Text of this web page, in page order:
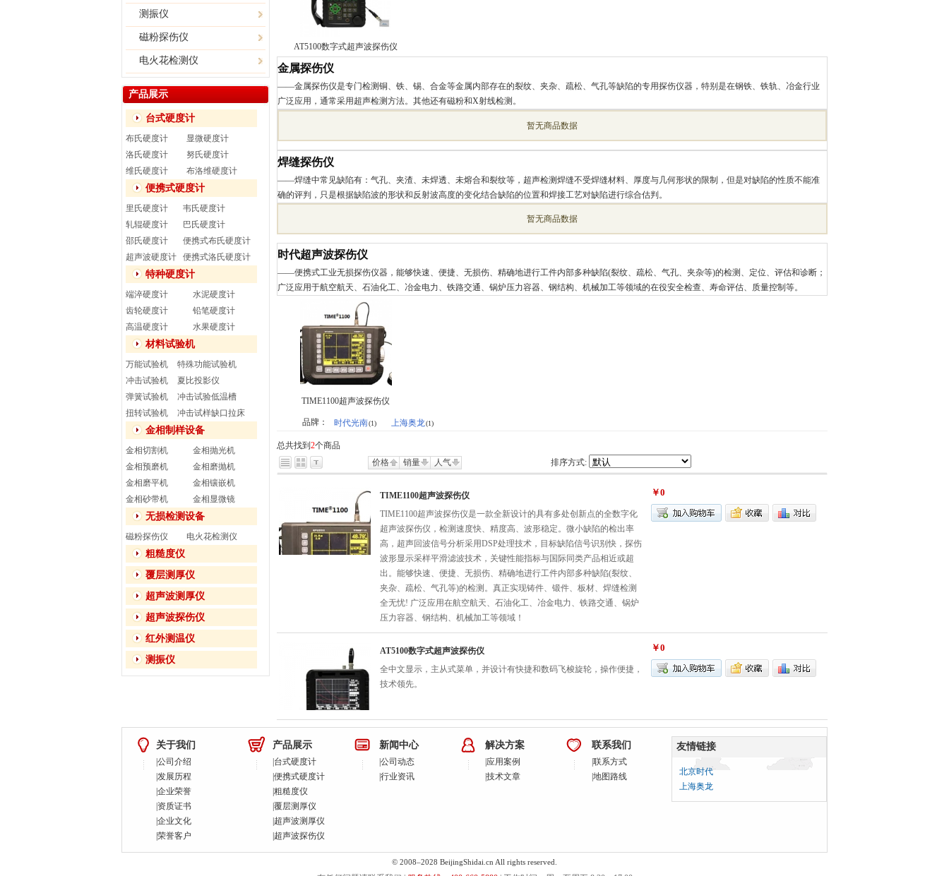
AT5100数字式超声波探伤仪
金属探伤仪
——金属探伤仪是专门检测铜、铁、锡、合金等金属内部存在的裂纹、夹杂、疏松、气孔等缺陷的专用探伤仪器，特别是在钢铁、铁轨、冶金行业
广泛应用，通常采用超声检测方法。其他还有磁粉和X射线检测。
暂无商品数据
焊缝探伤仪
——焊缝中常见缺陷有：气孔、夹渣、未焊透、未熔合和裂纹等，超声检测焊缝不受焊缝材料、厚度与几何形状的限制，但是对缺陷的性质不能准
确的评判，只是根据缺陷波的形状和反射波高度的变化结合缺陷的位置和焊接工艺对缺陷进行综合估判。
暂无商品数据
时代超声波探伤仪
——便携式工业无损探伤仪器，能够快速、便捷、无损伤、精确地进行工件内部多种缺陷(裂纹、疏松、气孔、夹杂等)的检测、定位、评估和诊断；
广泛应用于航空航天、石油化工、冶金电力、铁路交通、锅炉压力容器、钢结构、机械加工等领域的在役安全检查、寿命评估、质量控制等。
TIME1100超声波探伤仪
品牌： 时代光南(1) 上海奥龙(1)
总共找到 2个商品
价格
销量 人气 排序方式:
TIME1100超声波探伤仪
TIME1100超声波探伤仪是一款全新设计的具有多处创新点的全数字化
超声波探伤仪，检测速度快、精度高、波形稳定。微小缺陷的检出率
高，超声回波信号分析采用DSP处理技术，目标缺陷信号识别快，探伤
波形显示采样平滑滤波技术，关键性能指标与国际同类产品相近或超
出。能够快速、便捷、无损伤、精确地进行工件内部多种缺陷(裂纹、
夹杂、疏松、气孔等)的检测。真正实现铸件、锻件、板材、焊缝检测
全无忧! 广泛应用在航空航天、石油化工、冶金电力、铁路交通、锅炉
压力容器、钢结构、机械加工等领域！
￥0
AT5100数字式超声波探伤仪
全中文显示，主从式菜单，并设计有快捷和数码飞梭旋轮，操作便捷，
技术领先。
￥0
测振仪
磁粉探伤仪
电火花检测仪
产品展示
台式硬度计
布氏硬度计
显微硬度计
洛氏硬度计
努氏硬度计
维氏硬度计
布洛维硬度计
便携式硬度计
里氏硬度计
韦氏硬度计
轧辊硬度计
巴氏硬度计
邵氏硬度计
便携式布氏硬度计
超声波硬度计
便携式洛氏硬度计
特种硬度计
端淬硬度计
水泥硬度计
齿轮硬度计
铅笔硬度计
高温硬度计
水果硬度计
材料试验机
万能试验机
特殊功能试验机
冲击试验机
夏比投影仪
弹簧试验机
冲击试验低温槽
扭转试验机
冲击试样缺口拉床
金相制样设备
金相切割机
金相抛光机
金相预磨机
金相磨抛机
金相磨平机
金相镶嵌机
金相砂带机
金相显微镜
无损检测设备
磁粉探伤仪 电火花检测仪
粗糙度仪
覆层测厚仪
超声波测厚仪
超声波探伤仪
红外测温仪
测振仪
关于我们
公司介绍
发展历程
企业荣誉
资质证书
企业文化
荣誉客户
产品展示
台式硬度计
便携式硬度计
粗糙度仪
覆层测厚仪
超声波测厚仪
超声波探伤仪
新闻中心
公司动态
行业资讯
解决方案
应用案例
技术文章
联系我们
联系方式
地图路线
友情链接
北京时代
上海奥龙
© 2008–2028 BeijingShidai.cn All rights reserved.